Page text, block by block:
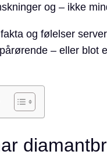
og – ikke
og følelser
– eller